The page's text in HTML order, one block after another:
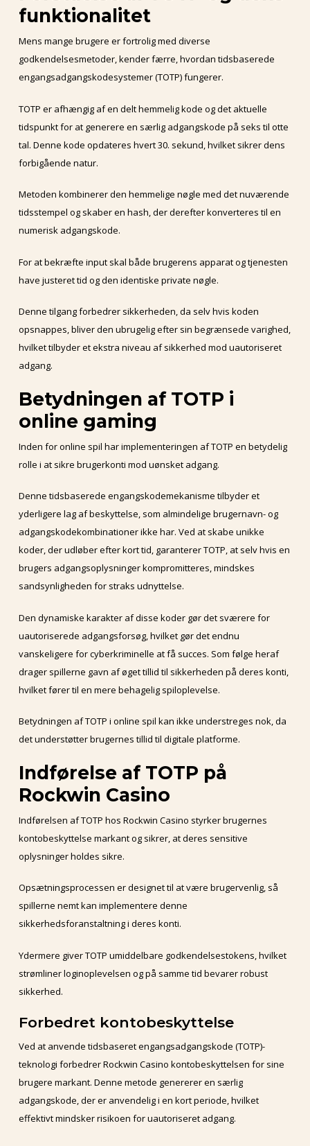
funktionalitet
Mens mange brugere er fortrolig med diverse
godkendelsesmetoder, kender færre, hvordan tidsbaserede
engangsadgangskodesystemer (TOTP) fungerer.
TOTP er afhængig af en delt hemmelig kode og det aktuelle
tidspunkt for at generere en særlig adgangskode på seks til otte
tal. Denne kode opdateres hvert 30. sekund, hvilket sikrer dens
forbigående natur.
Metoden kombinerer den hemmelige nøgle med det nuværende
tidsstempel og skaber en hash, der derefter konverteres til en
numerisk adgangskode.
For at bekræfte input skal både brugerens apparat og tjenesten
have justeret tid og den identiske private nøgle.
Denne tilgang forbedrer sikkerheden, da selv hvis koden
opsnappes, bliver den ubrugelig efter sin begrænsede varighed,
hvilket tilbyder et ekstra niveau af sikkerhed mod uautoriseret
adgang.
Betydningen af TOTP i
online gaming
Inden for online spil har implementeringen af TOTP en betydelig
rolle i at sikre brugerkonti mod uønsket adgang.
Denne tidsbaserede engangskodemekanisme tilbyder et
yderligere lag af beskyttelse, som almindelige brugernavn- og
adgangskodekombinationer ikke har. Ved at skabe unikke
koder, der udløber efter kort tid, garanterer TOTP, at selv hvis en
brugers adgangsoplysninger kompromitteres, mindskes
sandsynligheden for straks udnyttelse.
Den dynamiske karakter af disse koder gør det sværere for
uautoriserede adgangsforsøg, hvilket gør det endnu
vanskeligere for cyberkriminelle at få succes. Som følge heraf
drager spillerne gavn af øget tillid til sikkerheden på deres konti,
hvilket fører til en mere behagelig spiloplevelse.
Betydningen af TOTP i online spil kan ikke understreges nok, da
det understøtter brugernes tillid til digitale platforme.
Indførelse af TOTP på
Rockwin Casino
Indførelsen af TOTP hos Rockwin Casino styrker brugernes
kontobeskyttelse markant og sikrer, at deres sensitive
oplysninger holdes sikre.
Opsætningsprocessen er designet til at være brugervenlig, så
spillerne nemt kan implementere denne
sikkerhedsforanstaltning i deres konti.
Ydermere giver TOTP umiddelbare godkendelsestokens, hvilket
strømliner loginoplevelsen og på samme tid bevarer robust
sikkerhed.
Forbedret kontobeskyttelse
Ved at anvende tidsbaseret engangsadgangskode (TOTP)-
teknologi forbedrer Rockwin Casino kontobeskyttelsen for sine
brugere markant. Denne metode genererer en særlig
adgangskode, der er anvendelig i en kort periode, hvilket
effektivt mindsker risikoen for uautoriseret adgang.